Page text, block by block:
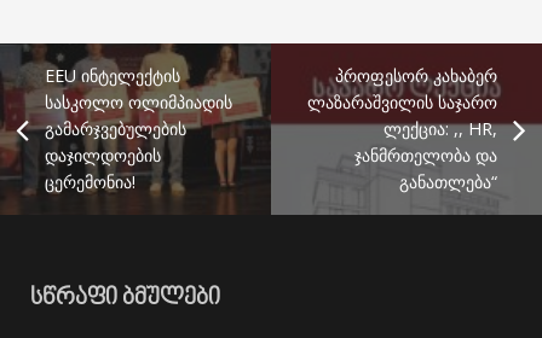
EEU ინტელექტის
სასკოლო ოლიმპიადის
გამარჯვებულების
დაჯილდოების
ცერემონია!
პროფესორ კახაბერ
ლაზარაშვილის საჯარო
ლექცია: ,, HR,
ჯანმრთელობა და
განათლება“
ᲡᲬᲠᲐᲤᲘ ᲑᲛᲣᲚᲔᲑᲘ